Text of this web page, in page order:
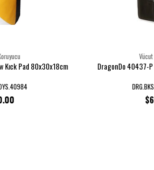
Kıck Pad 80x30x18cm DragonDo 40437-